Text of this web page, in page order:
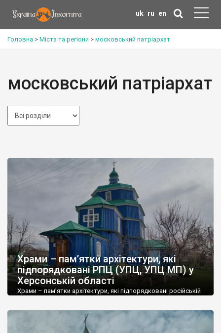
uk ru en
Головна > Міста та регіони > московський патріархат
московський патріархат
Храми – пам’ятки архітектури, які
підпорядковані РПЦ (УПЦ, УПЦ МП) у
Херсонській області
Храми – пам’ятки архітектури, які підпорядковані російській
області. Усі ці храми є в переліках парафій на офіційному сайті
РПЦ. № насленний пункт район храм, матеріал рік заснування
1 Херсон Херсонський Греко-Софіївська, м 1780 р. 2 Херсон